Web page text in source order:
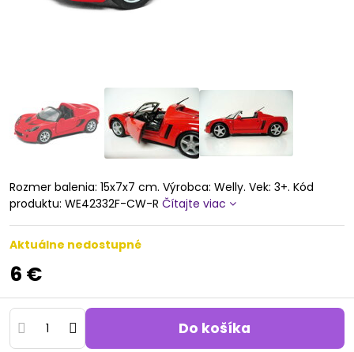
Rozmer balenia: 15x7x7 cm. Výrobca: Welly. Vek: 3+. Kód
produktu: WE42332F-CW-R Čítajte viac
Aktuálne nedostupné
6 €
Do košíka